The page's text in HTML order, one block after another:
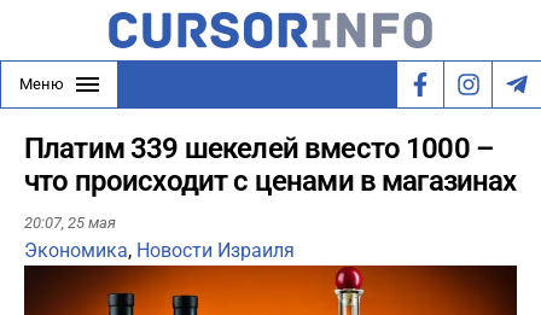
Меню
Платим 339 шекелей вместо 1000 –
что происходит с ценами в магазинах
20:07, 25 мая
Экономика, Новости Израиля